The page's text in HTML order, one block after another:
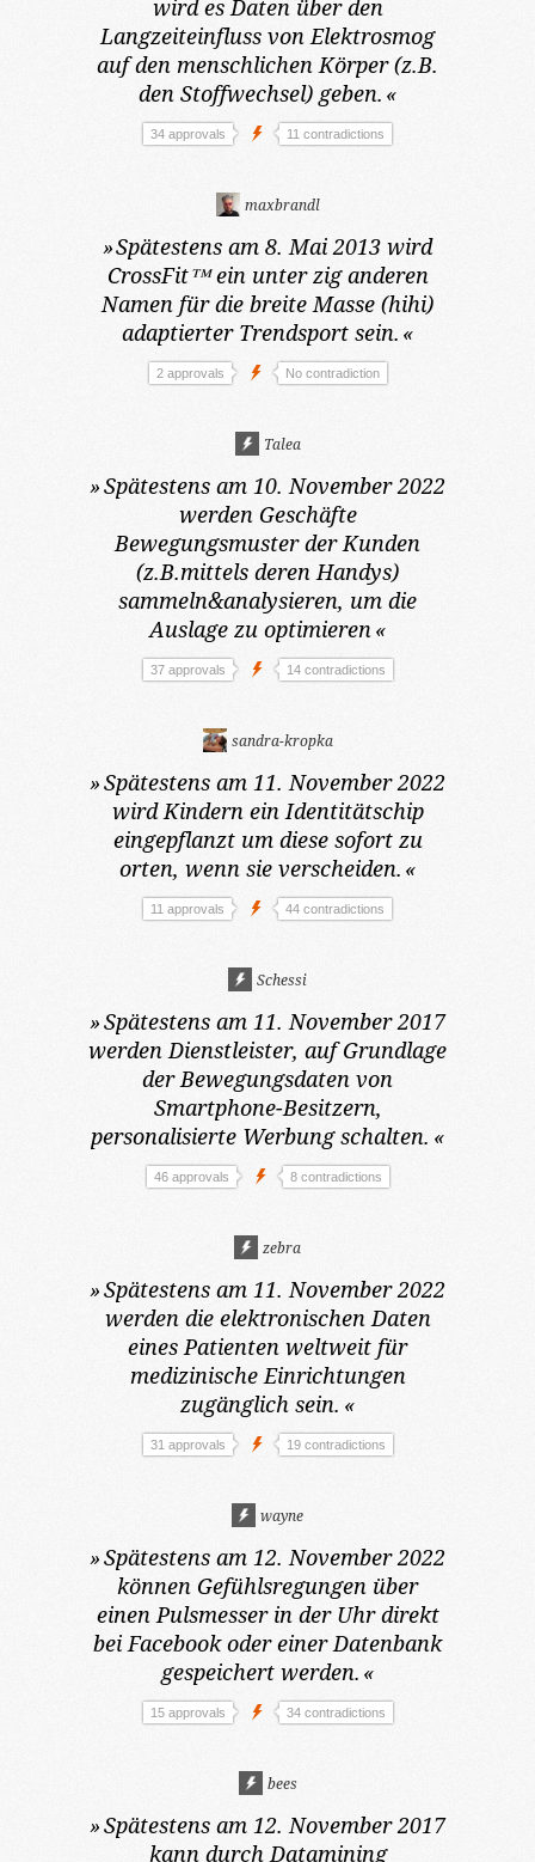
wird es Daten über den
Langzeiteinfluss von Elektrosmog
auf den menschlichen Körper (z.B.
den Stoffwechsel) geben. «
34 approvals 11 contradictions
maxbrandl
»Spätestens am 8. Mai 2013 wird
CrossFit™ ein unter zig anderen
Namen für die breite Masse (hihi)
adaptierter Trendsport sein. «
2 approvals No contradiction
Talea
»Spätestens am 10. November 2022
werden Geschäfte
Bewegungsmuster der Kunden
(z.B.mittels deren Handys)
sammeln&analysieren, um die
Auslage zu optimieren«
37 approvals 14 contradictions
sandra-kropka
»Spätestens am 11. November 2022
wird Kindern ein Identitätschip
eingepflanzt um diese sofort zu
orten, wenn sie verscheiden. «
11 approvals 44 contradictions
Schessi
»Spätestens am 11. November 2017
werden Dienstleister, auf Grundlage
der Bewegungsdaten von
Smartphone-Besitzern,
personalisierte Werbung schalten. «
46 approvals 8 contradictions
zebra
»Spätestens am 11. November 2022
werden die elektronischen Daten
eines Patienten weltweit für
medizinische Einrichtungen
zugänglich sein. «
31 approvals 19 contradictions
wayne
»Spätestens am 12. November 2022
können Gefühlsregungen über
einen Pulsmesser in der Uhr direkt
bei Facebook oder einer Datenbank
gespeichert werden. «
15 approvals 34 contradictions
bees
»Spätestens am 12. November 2017
kann durch Datamining